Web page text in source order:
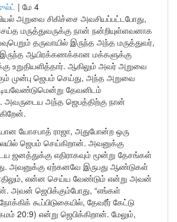
| மே 4
அறுவை சிகிச்சை அவசியப்பட்டபோது,
மருத்துவருக்கு நான் நன்றியுள்ளவனாக
தருவாயில் இருந்த அந்த மருத்துவர்,
ஆயிரக்கணக்கான மக்களுக்கு
உறுதியளித்தார். ஆகிலும் அவர் அறுவை
முன்பு ஜெபம் செய்து, அந்த அறுவை
தேவனிடம்
அந்த ஜெபத்திற்கு நான்
யோசபாத் ராஜா, அதுபோன்ற ஒரு
ஜெபம் செய்கிறான். அவனுக்கு
ஜனத்துக்கு எதிராகவும் மூன்று தேசங்கள்
அவனுக்கு ஏற்கனவே இருபது ஆண்டுகள்
என்ன செய்ய வேண்டும் என்று அவன்
அவன் ஜெபிக்கும்போது, “எங்கள்
கூப்பிடுகையில், தேவரீர் கேட்டு
20:9) என்று ஜெபிக்கிறான். மேலும்,